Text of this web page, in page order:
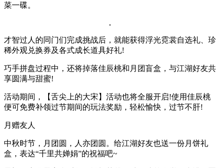
菜一碟。
才智过人的同门们完成挑战后，就能获得浮光霓裳自选礼、珍
稀外观兑换券及各式成长道具好礼!
巧手拼盘过程中，还将掉落佳辰桃和月团盲盒，与江湖好友共
享圆满与甜蜜!
活动期间，【舌尖上的大宋】活动也将全服开启!使用佳辰桃
便可免费补领过节期间的玩法奖励，轻松愉快，过节不肝!
月赠友人
中秋时节，月团圆，人亦团圆。给江湖好友也送一份月饼礼
盒，表达“千里共婵娟”的祝福吧~